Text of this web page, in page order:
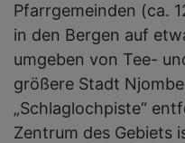
Pfarrgemeinden (ca.
in den Bergen auf
umgeben von Tee-
größere Stadt
„Schlaglochpiste“
Zentrum des Gebiets